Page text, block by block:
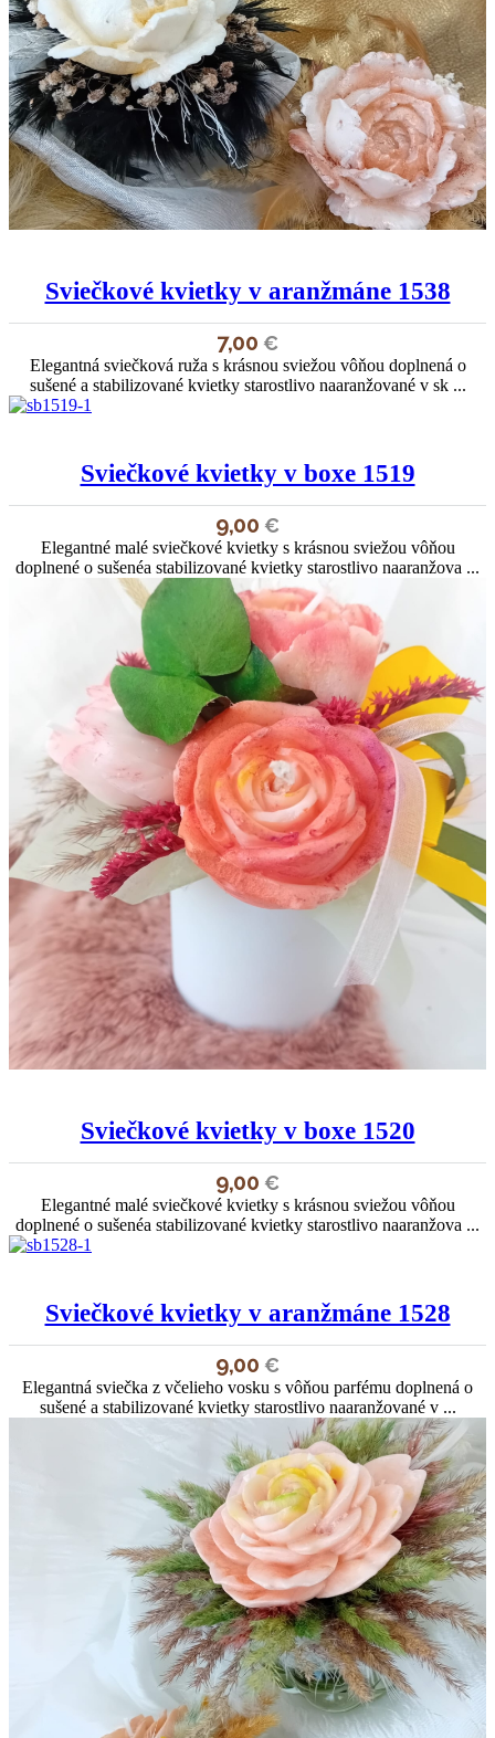
Sviečkové kvietky v aranžmáne 1538
7,00 €
Elegantná sviečková ruža s krásnou sviežou vôňou doplnená o
sušené a stabilizované kvietky starostlivo naaranžované v sk ...
Sviečkové kvietky v boxe 1519
9,00 €
Elegantné malé sviečkové kvietky s krásnou sviežou vôňou
doplnené o sušenéa stabilizované kvietky starostlivo naaranžova ...
Sviečkové kvietky v boxe 1520
9,00 €
Elegantné malé sviečkové kvietky s krásnou sviežou vôňou
doplnené o sušenéa stabilizované kvietky starostlivo naaranžova ...
Sviečkové kvietky v aranžmáne 1528
9,00 €
Elegantná sviečka z včelieho vosku s vôňou parfému doplnená o
sušené a stabilizované kvietky starostlivo naaranžované v ...